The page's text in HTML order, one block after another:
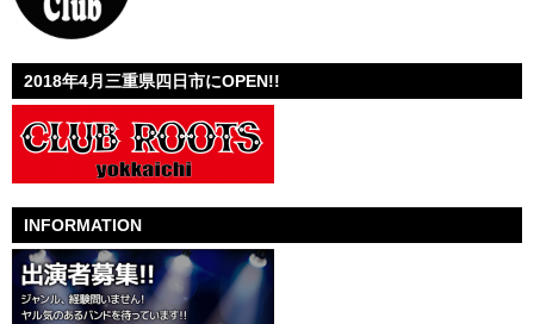
2018年4月三重県四日市にOPEN!!
INFORMATION